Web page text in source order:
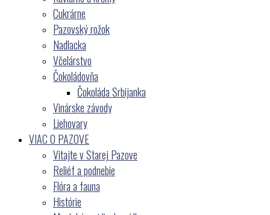
Cukrárne
Pazovský rožok
Nadlacka
Včelárstvo
Čokoládovňa
Čokoláda Srbijanka
Vinárske závody
Liehovary
VIAC O PAZOVE
Vitajte v Starej Pazove
Reliéf a podnebie
Flóra a fauna
Histórie